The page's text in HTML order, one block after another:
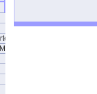
Server